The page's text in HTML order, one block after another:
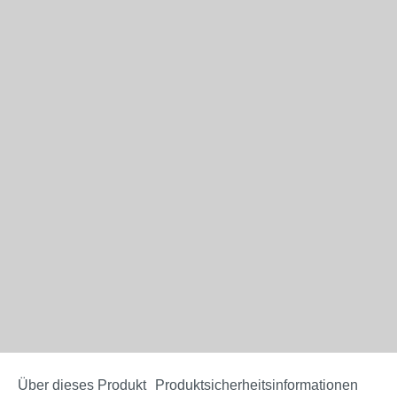
Über dieses Produkt Produktsicherheitsinformationen